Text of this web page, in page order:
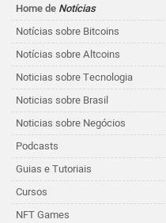
Home de Notícias
Notícias sobre Bitcoins
Notícias sobre Altcoins
Noticias sobre Tecnologia
Noticias sobre Brasil
Noticias sobre Negócios
Podcasts
Guias e Tutoriais
Cursos
NFT Games